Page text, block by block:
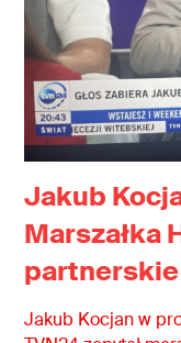
Jakub
Marszałka
partnerskie
Jakub Kocjan w